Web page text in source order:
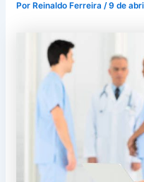
Por Reinaldo Ferreira /9 de